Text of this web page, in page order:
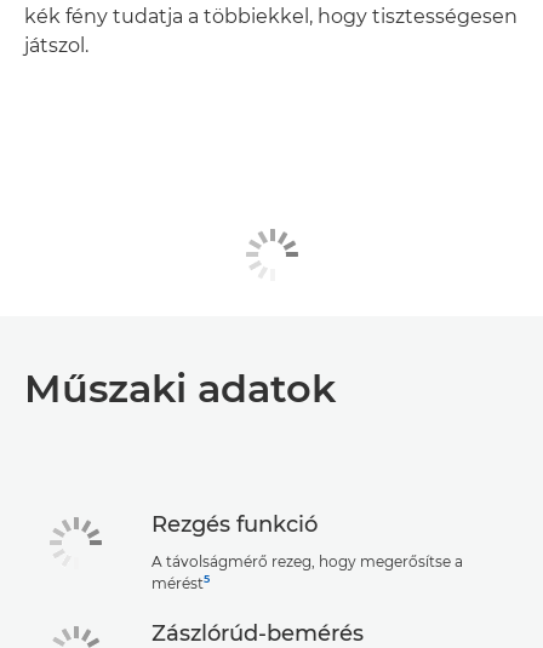
kék fény tudatja a többiekkel, hogy tisztességesen
játszol.
Műszaki adatok
Rezgés funkció
A távolságmérő rezeg, hogy megerősítse a
mérést5
Zászlórúd-bemérés